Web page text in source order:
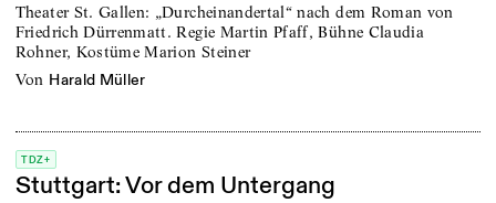
Theater St. Gallen: „Durcheinandertal“ nach dem Roman von
Friedrich Dürrenmatt. Regie Martin Pfaff, Bühne Claudia
Rohner, Kostüme Marion Steiner
von Harald Müller
TDZ+
Stuttgart: Vor dem Untergang